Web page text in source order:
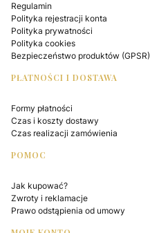
Regulamin
Polityka rejestracji konta
Polityka prywatności
Polityka cookies
Bezpieczeństwo produktów (GPSR)
PŁATNOŚCI I DOSTAWA
Formy płatności
Czas i koszty dostawy
Czas realizacji zamówienia
POMOC
Jak kupować?
Zwroty i reklamacje
Prawo odstąpienia od umowy